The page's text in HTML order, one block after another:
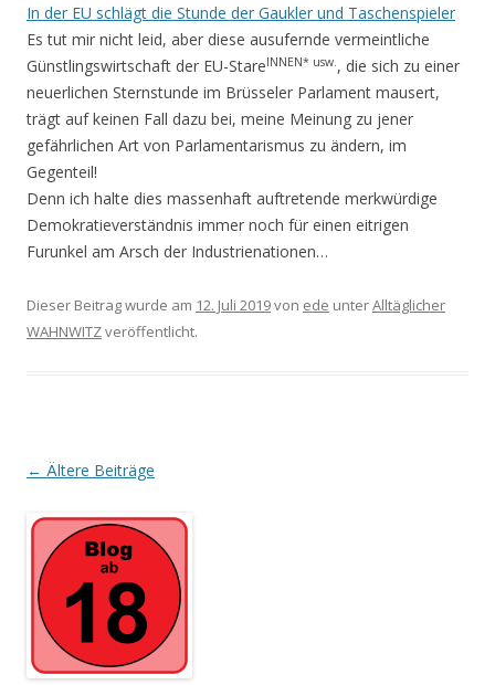
In der EU schlägt die Stunde der Gaukler und Taschenspieler
Es tut mir nicht leid, aber diese ausufernde vermeintliche
Günstlingswirtschaft der EU-StareINNEN* usw. , die sich zu einer
neuerlichen Sternstunde im Brüsseler Parlament mausert,
trägt auf keinen Fall dazu bei, meine Meinung zu jener
gefährlichen Art von Parlamentarismus zu ändern, im
Gegenteil!
Denn ich halte dies massenhaft auftretende merkwürdige
Demokratieverständnis immer noch für einen eitrigen
Furunkel am Arsch der Industrienationen…
Dieser Beitrag wurde am 12. Juli 2019von ede unterAlltäglicher
WAHNWITZveröffentlicht.
Beitrags-
← Ältere Beiträge